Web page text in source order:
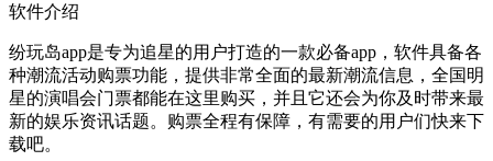
软件介绍
纷玩岛app是专为追星的用户打造的一款必备app，软件具备各
种潮流活动购票功能，提供非常全面的最新潮流信息，全国明
星的演唱会门票都能在这里购买，并且它还会为你及时带来最
新的娱乐资讯话题。购票全程有保障，有需要的用户们快来下
载吧。